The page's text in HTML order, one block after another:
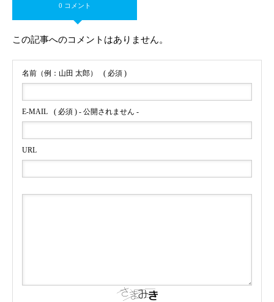
0 コメント
この記事へのコメントはありません。
名前（例：山田 太郎） ( 必須 )
E-MAIL ( 必須 ) - 公開されません -
URL